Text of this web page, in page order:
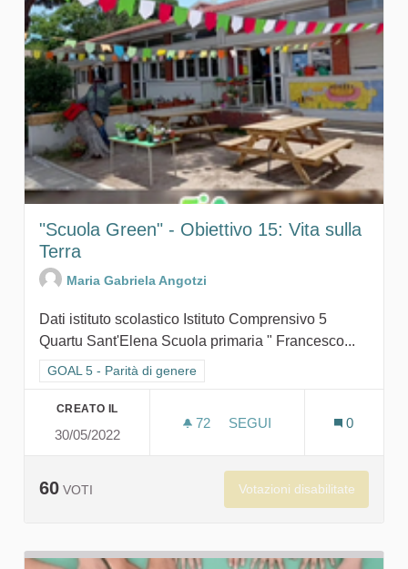
"Scuola Green" - Obiettivo 15: Vita sulla
Terra
Maria Gabriela Angotzi
Dati istituto scolastico Istituto Comprensivo 5
Quartu Sant'Elena Scuola primaria " Francesco...
Filtra i risultati per categoria: GOAL 5 - Parità di genere
GOAL 5 - Parità di genere
CREATO IL
30/05/2022
72 72 SOSTENITORI
SEGUI
0
60 VOTI Votazioni disabilitate